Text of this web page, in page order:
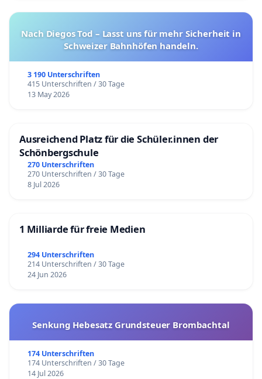
Nach Diegos Tod – Lasst uns für mehr Sicherheit in
Schweizer Bahnhöfen handeln.
3 190 Unterschriften
415 Unterschriften / 30 Tage
13 May 2026
Ausreichend Platz für die Schüler.innen der
Schönbergschule
270 Unterschriften
270 Unterschriften / 30 Tage
8 Jul 2026
1 Milliarde für freie Medien
294 Unterschriften
214 Unterschriften / 30 Tage
24 Jun 2026
Senkung Hebesatz Grundsteuer Brombachtal
174 Unterschriften
174 Unterschriften / 30 Tage
14 Jul 2026